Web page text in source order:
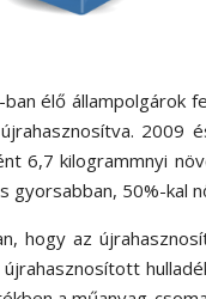
élő állampolgárok
2009
6,7 kilogrammnyi
gyorsabban, 50%-kal
hogy az